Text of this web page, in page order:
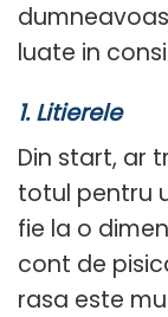
luate in
1. Litierele
Din start, ar
totul pentru
fie la o
cont de
rasa este